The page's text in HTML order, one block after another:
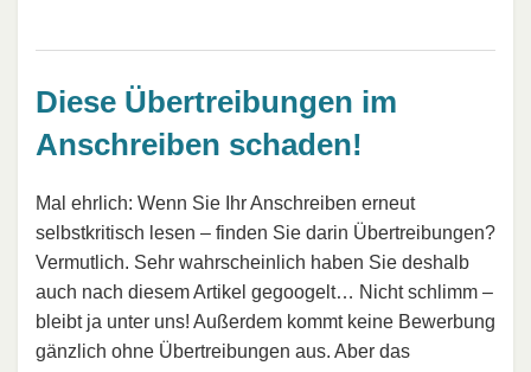
Diese Übertreibungen im
Anschreiben schaden!
Mal ehrlich: Wenn Sie Ihr Anschreiben erneut
selbstkritisch lesen – finden Sie darin Übertreibungen?
Vermutlich. Sehr wahrscheinlich haben Sie deshalb
auch nach diesem Artikel gegoogelt… Nicht schlimm –
bleibt ja unter uns! Außerdem kommt keine Bewerbung
gänzlich ohne Übertreibungen aus. Aber das